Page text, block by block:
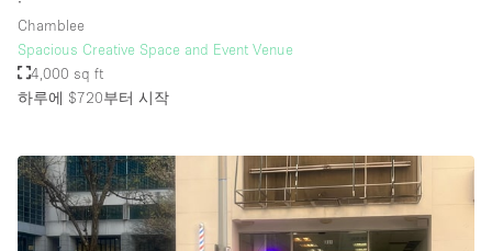
Chamblee
Spacious Creative Space and Event Venue
4,000 sq ft
하루에 $720부터 시작